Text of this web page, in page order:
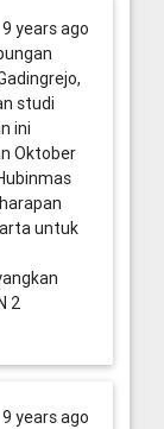
9 years ago
studi
ini
Oktober
untuk
2
9 years ago